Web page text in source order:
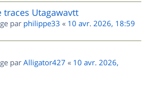
traces Utagawavtt
par philippe33 « 10 avr. 2026, 18:59
par Alligator427 « 10 avr. 2026,